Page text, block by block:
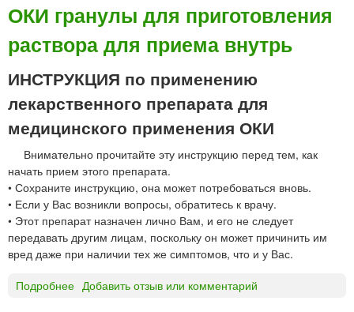
ы
п
е
н
о
ч
о
л
Т
О
Ф
Е
Н
т
а
б
л
е
т
к
и
«
Т
ОКИ гранулы для приготовления
раствора для приема внутрь
ИНСТРУКЦИЯ по применению
лекарственного препарата для
медицинского применения ОКИ
Внимательно прочитайте эту инструкцию перед тем, как
начать прием этого препарата.
• Сохраните инструкцию, она может потребоваться вновь.
• Если у Вас возникли вопросы, обратитесь к врачу.
• Этот препарат назначен лично Вам, и его не следует
передавать другим лицам, поскольку он может причинить им
вред даже при наличии тех же симптомов, что и у Вас.
Подробнее Добавить отзыв или комментарий